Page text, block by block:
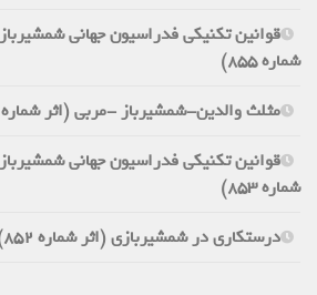
شماره 855)
مثلث والدین-شمشیرباز -مربی (اثر شماره 854)
شماره 853)
درستکاری در شمشیربازی (اثر شماره 852)